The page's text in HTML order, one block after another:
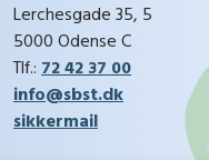
Lerchesgade 35, 5
5000 Odense C
Tlf.: 72 42 37 00
info@sbst.dk
sikkermail